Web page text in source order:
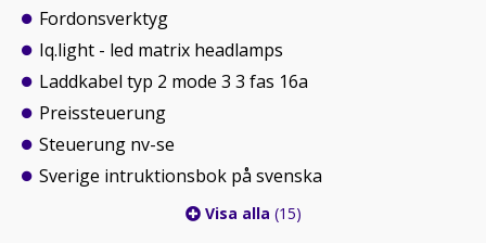
Fordonsverktyg
Iq.light - led matrix headlamps
Laddkabel typ 2 mode 3 3 fas 16a
Preissteuerung
Steuerung nv-se
Sverige intruktionsbok på svenska
Visa alla (15)